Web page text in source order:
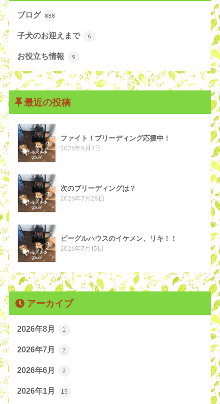
ブログ 888
子犬のお迎えまで 6
お役立ち情報 9
最近の投稿
ファイト！ブリーディング応援中！
2026年8月7日
次のブリーディングは？
2026年7月28日
ビーグルハウスのイケメン、リキ！！
2026年7月15日
アーカイブ
2026年8月 1
2026年7月 2
2026年6月 2
2026年1月 19